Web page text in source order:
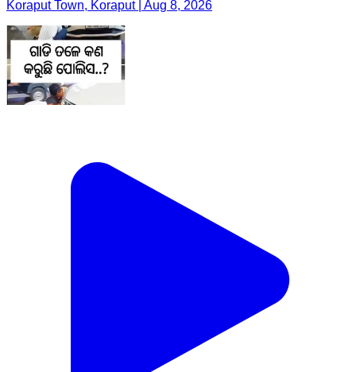
Koraput Town, Koraput | Aug 8, 2026